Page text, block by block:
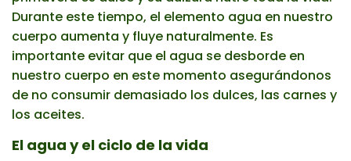
Durante este tiempo, el elemento agua en nuestro
cuerpo aumenta y fluye naturalmente. Es
importante evitar que el agua se desborde en
nuestro cuerpo en este momento asegurándonos
de no consumir demasiado los dulces, las carnes y
los aceites.
El agua y el ciclo de la vida